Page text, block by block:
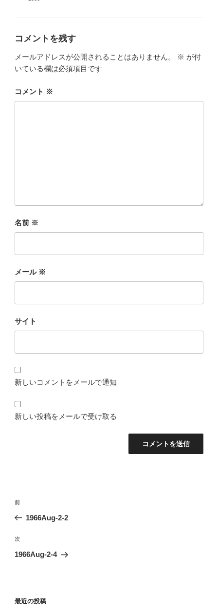
コメントを残す
メールアドレスが公開されることはありません。 ※ が付
いている欄は必須項目です
コメント ※
名前 ※
メール ※
サイト
新しいコメントをメールで通知
新しい投稿をメールで受け取る
投
ビ
ゲ
ン
前
の
稿
前
1966Aug-2-2
次
の
次
1966Aug-2-4
最近の投稿